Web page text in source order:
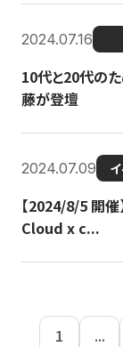
2024.07.16
10代と20代の
藤が登壇
2024.07.09
【2024/8/5 開
Cloud x c...
1 ...